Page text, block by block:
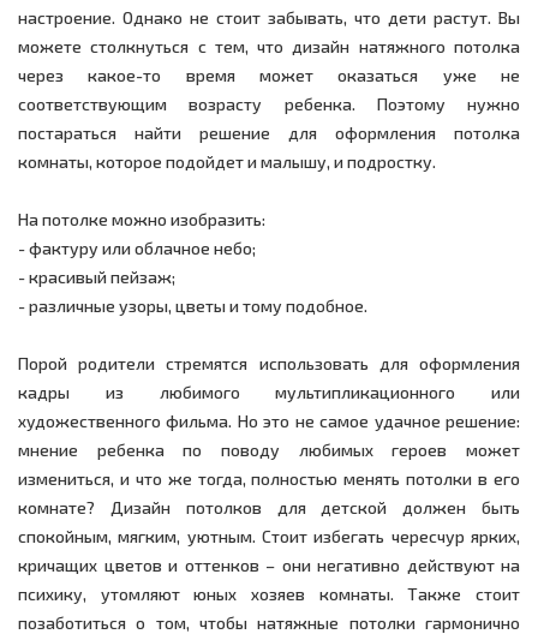
настроение. Однако не стоит забывать, что дети растут. Вы
можете столкнуться с тем, что дизайн натяжного потолка
через какое-то время может оказаться уже не
соответствующим возрасту ребенка. Поэтому нужно
постараться найти решение для оформления потолка
комнаты, которое подойдет и малышу, и подростку.
На потолке можно изобразить:
- фактуру или облачное небо;
- красивый пейзаж;
- различные узоры, цветы и тому подобное.
Порой родители стремятся использовать для оформления
кадры из любимого мультипликационного или
художественного фильма. Но это не самое удачное решение:
мнение ребенка по поводу любимых героев может
измениться, и что же тогда, полностью менять потолки в его
комнате? Дизайн потолков для детской должен быть
спокойным, мягким, уютным. Стоит избегать чересчур ярких,
кричащих цветов и оттенков – они негативно действуют на
психику, утомляют юных хозяев комнаты. Также стоит
позаботиться о том, чтобы натяжные потолки гармонично